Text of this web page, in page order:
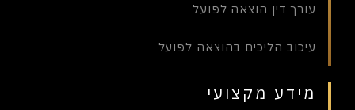
עורך דין הוצאה לפועל
עיכוב הליכים בהוצאה לפועל
מידע מקצועי